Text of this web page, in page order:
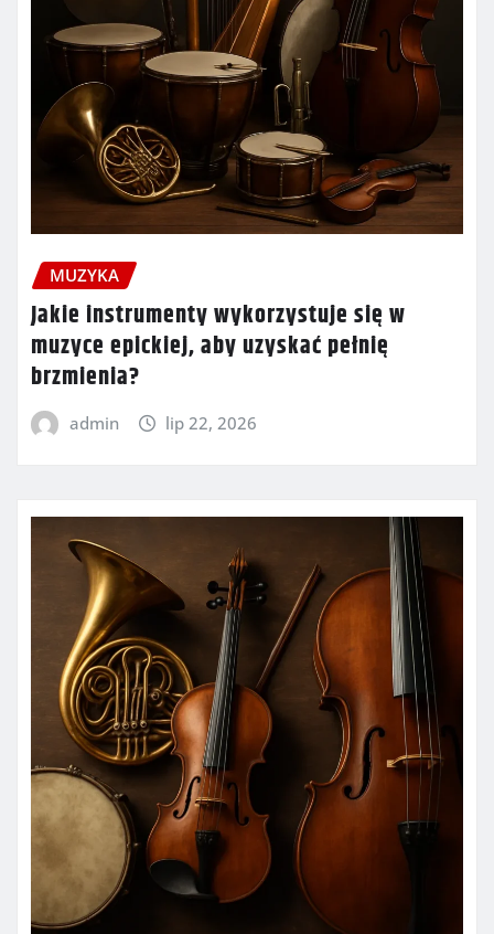
MUZYKA
Jakie instrumenty wykorzystuje się w
muzyce epickiej, aby uzyskać pełnię
brzmienia?
admin lip 22, 2026